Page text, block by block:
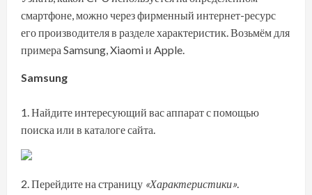
смартфоне, можно через фирменный интернет-ресурс
его производителя в разделе характеристик. Возьмём для
примера Samsung, Xiaomi и Apple.
Samsung
Найдите интересующий вас аппарат с помощью
поиска или в каталогесайта.
Перейдите на страницу «Характеристики».